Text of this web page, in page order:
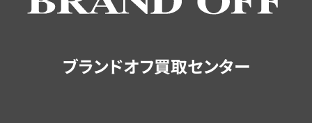
ブランドオフ買取センター